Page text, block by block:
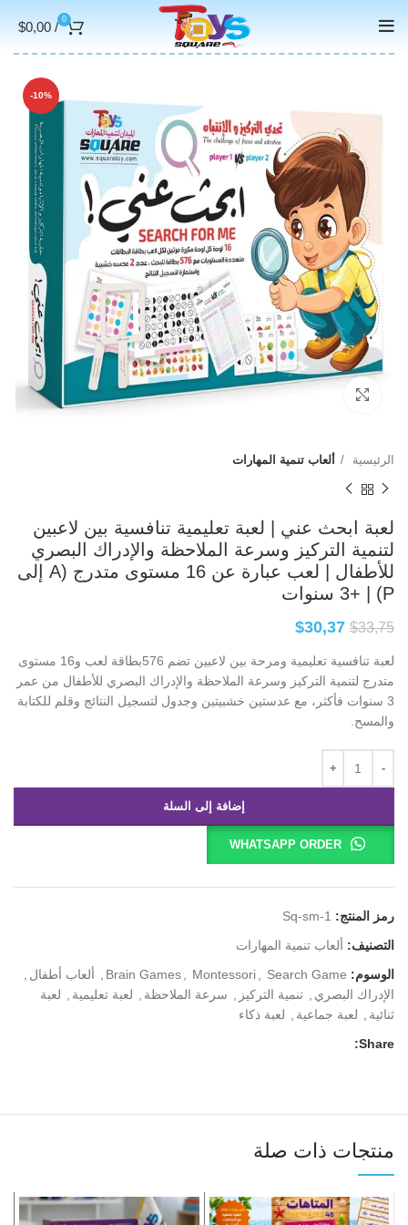
0
/
$0,00
-10%
الرئيسية ألعاب تنمية المهارات
لعبة ابحث عني | لعبة تعليمية تنافسية بين لاعبين
لتنمية التركيز وسرعة الملاحظة والإدراك البصري
للأطفال | لعب عبارة عن 16 مستوى متدرج (A إلى
P) | +3 سنوات
$33,75
$30,37
لعبة تنافسية تعليمية ومرحة بين لاعبين تضم 576بطاقة لعب و16 مستوى
متدرج لتنمية التركيز وسرعة الملاحظة والإدراك البصري للأطفال من عمر
3 سنوات فأكثر، مع عدستين خشبيتين وجدول لتسجيل النتائج وقلم للكتابة
والمسح.
إضافة إلى السلة
WHATSAPP ORDER
رمز المنتج: Sq-sm-1
التصنيف: ألعاب تنمية المهارات
الوسوم:
Brain Games Montessori Search Game ألعاب أطفال
الإدراك البصري
تنمية التركيز سرعة الملاحظة لعبة تعليمية
لعبة
ثنائية
لعبة جماعية
لعبة ذكاء
Share:
منتجات ذات صلة